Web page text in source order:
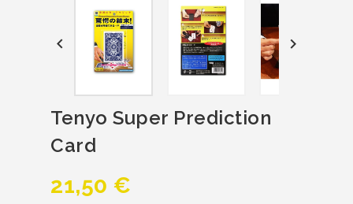
 
Tenyo Super Prediction
Card
21,50 €